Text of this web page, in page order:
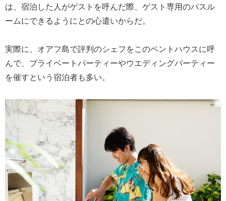
は、宿泊した人がゲストを呼んだ際、ゲスト専用のバスル
ームにできるようにとの心遣いからだ。
実際に、オアフ島で評判のシェフをこのペントハウスに呼
んで、プライベートパーティーやウエディングパーティー
を催すという宿泊者も多い。